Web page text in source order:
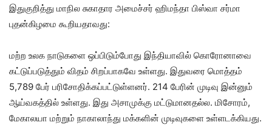
இதுகுறித்து மாநில சுகாதார அமைச்சர் ஹிமந்தா பிஸ்வா சர்மா
புதன்கிழமை கூறியதாவது:
மற்ற உலக நாடுகளை ஒப்பிடும்போது இந்தியாவில் கொரோனாவை
கட்டுப்படுத்தும் விதம் சிறப்பாகவே உள்ளது. இதுவரை மொத்தம்
5,789 பேர் பரிசோதிக்கப்பட்டுள்ளனர். 214 பேரின் முடிவு இன்னும்
ஆய்வகத்தில் உள்ளது. இது அசாமுக்கு மட்டுமானதல்ல. மிசோரம்,
மேகாலயா மற்றும் நாகாலாந்து மக்களின் முடிவுகளை உள்ளடக்கியது.